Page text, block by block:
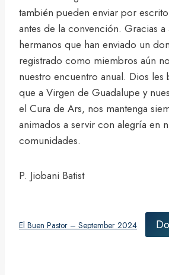
también pueden enviar por
antes de la convención. Gracias
hermanos que han enviado un
registrado como miembros aún
nuestro encuentro anual. Dios les
que a Virgen de Guadalupe y
el Cura de Ars, nos mantenga
animados a servir con alegría en
comunidades.
P. Jiobani Batist
El Buen Pastor – September 2024